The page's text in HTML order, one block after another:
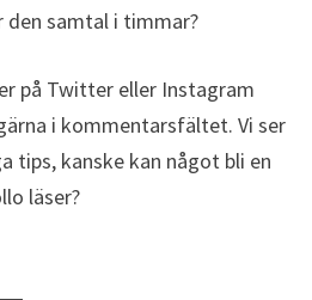
den samtal i timmar?
på Twitter eller Instagram
i kommentarsfältet. Vi ser
tips, kanske kan något bli en
läser?